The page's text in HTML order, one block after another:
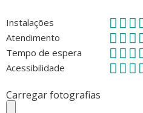
Instalações
Atendimento
Tempo de espera
Acessibilidade
Carregar fotografias